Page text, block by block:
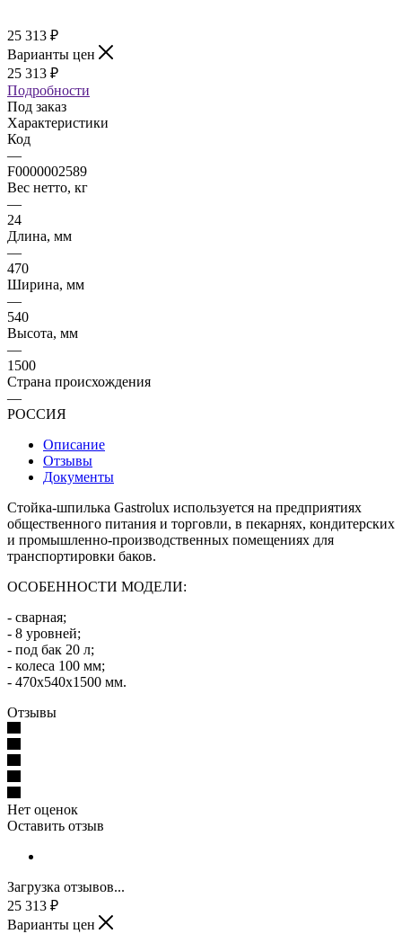
25 313 ₽
Варианты цен
25 313 ₽
Подробности
Под заказ
Характеристики
Код
—
F0000002589
Вес нетто, кг
—
24
Длина, мм
—
470
Ширина, мм
—
540
Высота, мм
—
1500
Страна происхождения
—
РОССИЯ
Описание
Отзывы
Документы
Стойка-шпилька Gastrolux используется на предприятиях
общественного питания и торговли, в пекарнях, кондитерских
и промышленно-производственных помещениях для
транспортировки баков.
ОСОБЕННОСТИ МОДЕЛИ:
- сварная;
- 8 уровней;
- под бак 20 л;
- колеса 100 мм;
- 470х540х1500 мм.
Отзывы
Нет оценок
Оставить отзыв
Загрузка отзывов...
25 313 ₽
Варианты цен